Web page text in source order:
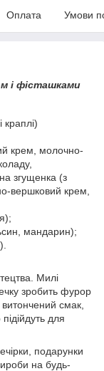
Оплата Умови
і фісташками
крем, молочно-
згущенка (з
вершковий крем,
мандарин);
Милі
зробить фурор
смак,
для
подарунки
на будь-